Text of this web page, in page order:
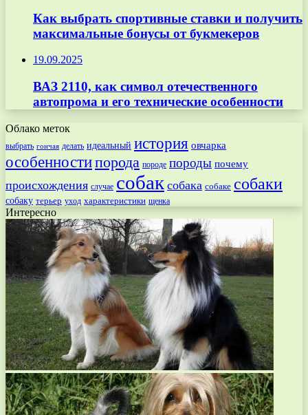
Как выбрать спортивные ставки и получить
максимальные бонусы от букмекеров
19.09.2025
ВАЗ 2110, как символ отечественного
автопрома и его технические особенности
Облако меток
выбрать гончая делать идеальный история овчарка
особенностипорода породе породы почему
происхождения случае собак собака собаке собаки
собаку терьер уход характеристики щенка
Интересно